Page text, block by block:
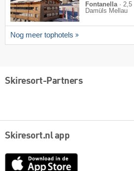
Fontanella · 2,5
Damüls Mellau
Nog meer tophotels
Skiresort-Partners
Skiresort.nl app
App